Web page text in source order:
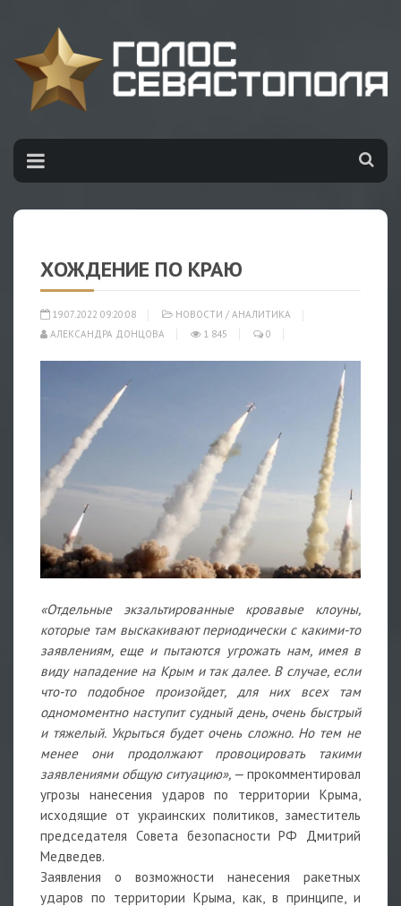
ХОЖДЕНИЕ ПО КРАЮ
19.07.2022 09:20:08 НОВОСТИ / АНАЛИТИКА
АЛЕКСАНДРА ДОНЦОВА
1 845 0
«Отдельные экзальтированные кровавые клоуны,
которые там выскакивают периодически с какими-то
заявлениям, еще и пытаются угрожать нам, имея в
виду нападение на Крым и так далее. В случае, если
что-то подобное произойдет, для них всех там
одномоментно наступит судный день, очень быстрый
и тяжелый. Укрыться будет очень сложно. Но тем не
менее они продолжают провоцировать такими
заявлениями общую ситуацию», — прокомментировал
угрозы нанесения ударов по территории Крыма,
исходящие от украинских политиков, заместитель
председателя Совета безопасности РФ Дмитрий
Медведев.
Заявления о возможности нанесения ракетных
ударов по территории Крыма, как, в принципе, и